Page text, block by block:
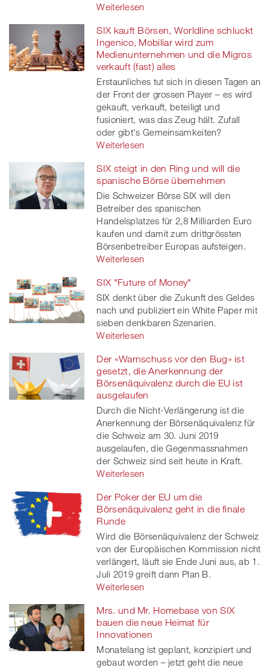
Weiterlesen
SIX kauft Börsen, Worldline schluckt
Ingenico, Mobiliar wird zum
Medienunternehmen und die Migros
verkauft (fast) alles
Erstaunliches tut sich in diesen Tagen an
der Front der grossen Player – es wird
gekauft, verkauft, beteiligt und
fusioniert, was das Zeug hält. Zufall
oder gibt's Gemeinsamkeiten?
Weiterlesen
SIX steigt in den Ring und will die
spanische Börse übernehmen
Die Schweizer Börse SIX will den
Betreiber des spanischen
Handelsplatzes für 2,8 Milliarden Euro
kaufen und damit zum drittgrössten
Börsenbetreiber Europas aufsteigen.
Weiterlesen
SIX "Future of Money"
SIX denkt über die Zukunft des Geldes
nach und publiziert ein White Paper mit
sieben denkbaren Szenarien.
Weiterlesen
Der «Warnschuss vor den Bug» ist
gesetzt, die Anerkennung der
Börsenäquivalenz durch die EU ist
ausgelaufen
Durch die Nicht-Verlängerung ist die
Anerkennung der Börsenäquivalenz für
die Schweiz am 30. Juni 2019
ausgelaufen, die Gegenmassnahmen
der Schweiz sind seit heute in Kraft.
Weiterlesen
Der Poker der EU um die
Börsenäquivalenz geht in die finale
Runde
Wird die Börsenäquivalenz der Schweiz
von der Europäischen Kommission nicht
verlängert, läuft sie Ende Juni aus, ab 1.
Juli 2019 greift dann Plan B.
Weiterlesen
Mrs. und Mr. Homebase von SIX
bauen die neue Heimat für
Innovationen
Monatelang ist geplant, konzipiert und
gebaut worden – jetzt geht die neue